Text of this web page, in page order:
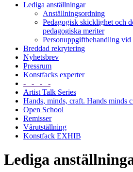
Lediga anställningar
Anställningsordning
Pedagogisk skicklighet och
pedagogiska meriter
Personuppgiftbehandling
Breddad rekrytering
Nyhetsbrev
Pressrum
Konstfacks experter
- - - -
Artist Talk Series
Hands, minds, craft. Hands minds
Open School
Remisser
Vårutställning
Konstfack EXHIB
Lediga